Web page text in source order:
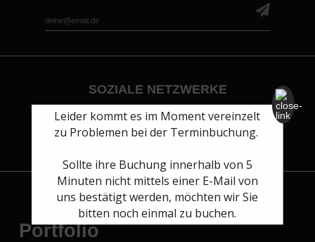
SOZIALE NETZWERKE
Portfolio
Leider kommt es im Moment vereinzelt
zu Problemen bei der Terminbuchung.
Sollte ihre Buchung innerhalb von 5
Minuten nicht mittels einer E-Mail von
uns bestätigt werden, möchten wir Sie
bitten noch einmal zu buchen.